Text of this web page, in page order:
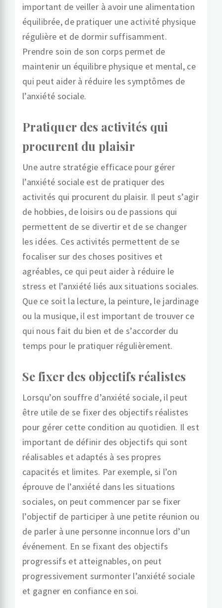
important de veiller à avoir une alimentation
équilibrée, de pratiquer une activité physique
régulière et de dormir suffisamment.
Prendre soin de son corps permet de
maintenir un équilibre physique et mental, ce
qui peut aider à réduire les symptômes de
l’anxiété sociale.
Pratiquer des activités qui
procurent du plaisir
Une autre stratégie efficace pour gérer
l’anxiété sociale est de pratiquer des
activités qui procurent du plaisir. Il peut s’agir
de hobbies, de loisirs ou de passions qui
permettent de se divertir et de se changer
les idées. Ces activités permettent de se
focaliser sur des choses positives et
agréables, ce qui peut aider à réduire le
stress et l’anxiété liés aux situations sociales.
Que ce soit la lecture, la peinture, le jardinage
ou la musique, il est important de trouver ce
qui nous fait du bien et de s’accorder du
temps pour le pratiquer régulièrement.
Se fixer des objectifs réalistes
Lorsqu’on souffre d’anxiété sociale, il peut
être utile de se fixer des objectifs réalistes
pour gérer cette condition au quotidien. Il est
important de définir des objectifs qui sont
réalisables et adaptés à ses propres
capacités et limites. Par exemple, si l’on
éprouve de l’anxiété dans les situations
sociales, on peut commencer par se fixer
l’objectif de participer à une petite réunion ou
de parler à une personne inconnue lors d’un
événement. En se fixant des objectifs
progressifs et atteignables, on peut
progressivement surmonter l’anxiété sociale
et gagner en confiance en soi.